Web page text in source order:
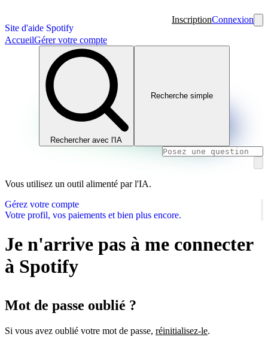
Site d'aide Spotify
InscriptionConnexion
AccueilGérer votre compte
Rechercher avec l'IA
Recherche simple
Vous utilisez un outil alimenté par l'IA.
Gérez votre compte
Votre profil, vos paiements et bien plus encore.
Je n'arrive pas à me connecter
à Spotify
Mot de passe oublié ?
Si vous avez oublié votre mot de passe, réinitialisez-le.